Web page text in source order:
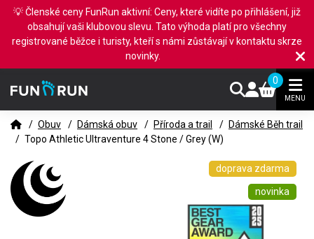
0
MENU
/ Obuv / Dámská obuv / Příroda a trail / Dámské Běh trail
/ Topo Athletic Ultraventure 4 Stone / Grey (W)
doprava zdarma
novinka
💡 Členské ceny FunRun aktivní: Ceny, které vidíte po přihlášení, již
obsahují vaši klubovou slevu. Tato výhoda platí pro všechny
registrované běžce i turisty, kteří s námi zůstávají v kontaktu skrze
novinky.